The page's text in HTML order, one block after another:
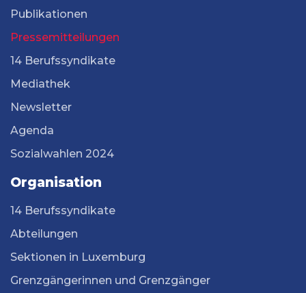
Publikationen
Pressemitteilungen
14 Berufssyndikate
Mediathek
Newsletter
Agenda
Sozialwahlen 2024
Organisation
14 Berufssyndikate
Abteilungen
Sektionen in Luxemburg
Grenzgängerinnen und Grenzgänger